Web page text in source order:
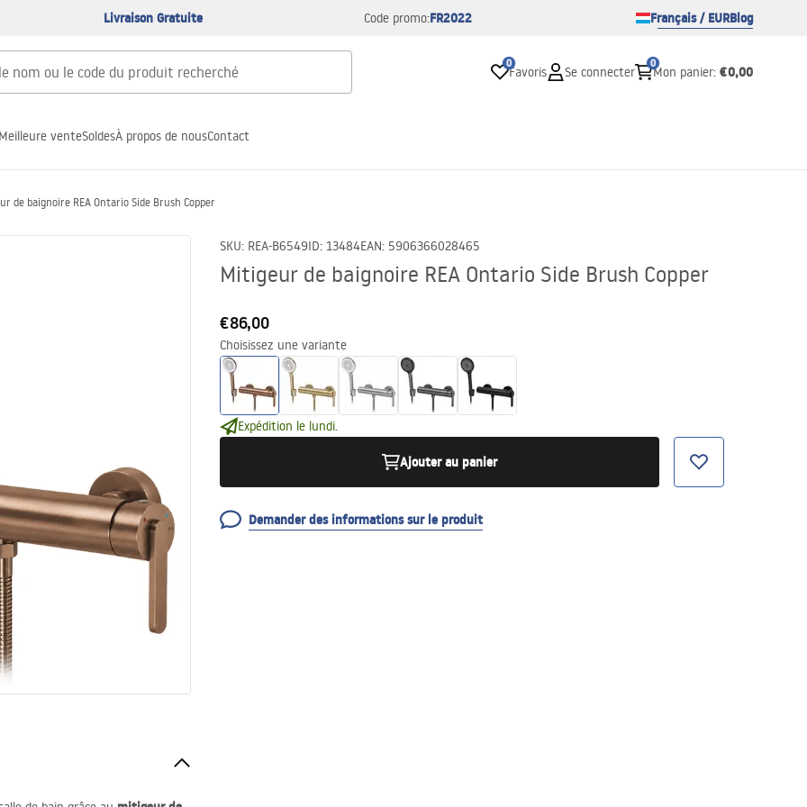
Livraison Gratuite Code promo:FR2022 Français / EURBlog
0
Favoris Se connecter
0
Mon panier: €0,00
Meilleure venteSoldesÀ propos de nousContact
de baignoire REA Ontario Side Brush Copper
SKU: REA-B6549ID: 13484EAN: 5906366028465
Mitigeur de baignoire REA Ontario Side Brush Copper
€86,00
Choisissez une variante
Expédition le lundi.
Ajouter au panier
Demander des informations sur le produit